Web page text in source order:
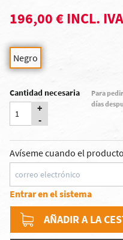
196,00 € INCL. IVA
Negro
Cantidad necesaria
+
-
Para
días
Avíseme cuando el
Entrar en el sistema
AÑADIR A LA